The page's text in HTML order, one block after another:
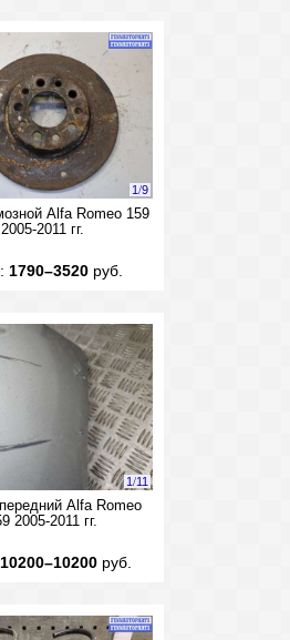
1/9
Alfa Romeo 159
2005-2011 гг.
1790–3520руб.
1/11
Alfa Romeo
2005-2011 гг.
10200–10200руб.